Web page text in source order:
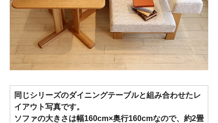
同じシリーズのダイニングテーブルと組み合わせたレ
イアウト写真です。
ソファの大きさは幅160cm×奥行160cmなので、約2畳